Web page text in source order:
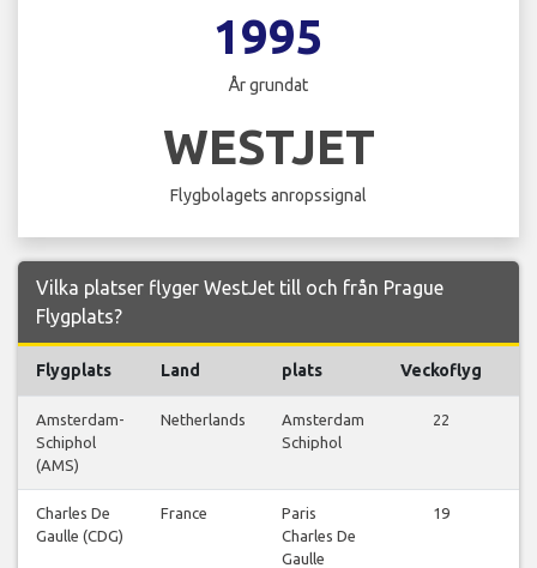
1995
År grundat
WESTJET
Flygbolagets anropssignal
Vilka platser flyger WestJet till och från Prague
Flygplats?
Flygplats Land plats Veckoflyg
Amsterdam-
Schiphol
(AMS)
Netherlands
Amsterdam
Schiphol
22
Charles De
Gaulle (CDG)
France
Paris
Charles De
Gaulle
19